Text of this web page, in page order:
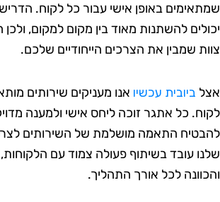
באופן אישי עבור כל לקוח.
להשתנות מאוד בין מקום למקום, ולכן
שמבין את הצרכים הייחודיים שלכם.
ביובית עכשיואנו מעניקים שירותים
כל אתגר זוכה ליחס אישי ולמענה מדויק
התאמה מושלמת של השירותים לצרכי
עובד בשיתוף פעולה צמוד עם הלקוחות,
לכל אורך התהליך.